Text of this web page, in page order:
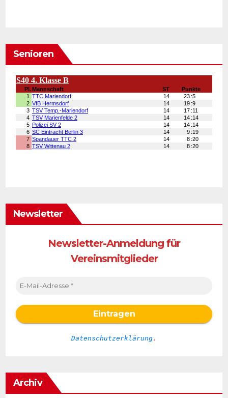
Senioren
Newsletter
Newsletter-Anmeldung für
Vereinsmitglieder
Datenschutzerklärung.
Archiv